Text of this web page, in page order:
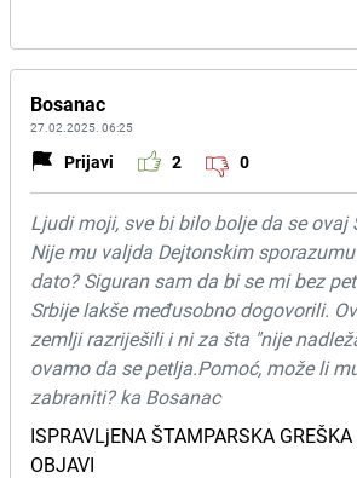
Bosanac
27.02.2025. 06:25
Prijavi 2 0
Ljudi moji, sve bi bilo bolje da se ovaj
Nije mu valjda Dejtonskim
dato? Siguran sam da bi se mi bez
Srbije lakše međusobno dogovorili.
zemlji razriješili i ni za šta "nije
ovamo da se petlja.Pomoć, može li
zabraniti? ka Bosanac
ISPRAVLjENA ŠTAMPARSKA
OBJAVI